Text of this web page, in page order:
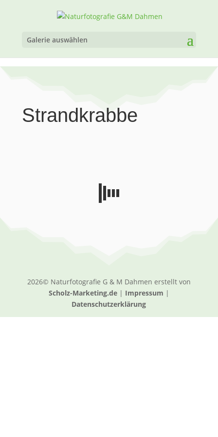
Galerie auswählen
Strandkrabbe
2026© Naturfotografie G & M Dahmen erstellt von
Scholz-Marketing.de| Impressum |
Datenschutzerklärung